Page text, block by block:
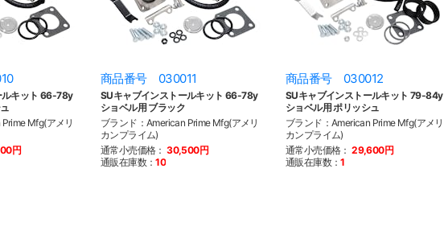
ルキット 66-78y
Mfg(アメリ
円
商品番号 030011
SUキャブインストールキット 66-78y
ショベル用 ブラック
ブランド：American Prime Mfg(アメリ
カンプライム)
通常小売価格： 30,500円
通販在庫数：10
商品番号 030012
SUキャブインストールキット 79-84y
ショベル用 ポリッシュ
ブランド：American Prime Mfg(アメリ
カンプライム)
通常小売価格： 29,600円
通販在庫数：1